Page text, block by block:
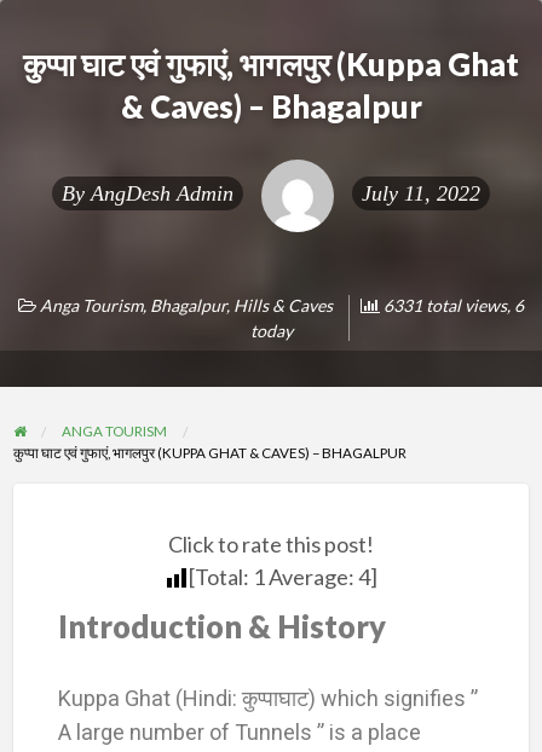
कुप्पा घाट एवं गुफाएं, भागलपुर (Kuppa Ghat
& Caves) – Bhagalpur
By AngDesh Admin July 11, 2022
Anga Tourism, Bhagalpur, Hills & Caves
6331 total views, 6
today
ANGA TOURISM
कुप्पा घाट एवं गुफाएं, भागलपुर (KUPPA GHAT & CAVES) – BHAGALPUR
Click to rate this post!
[Total: 1Average:4]
Introduction & History
Kuppa Ghat (Hindi: कुप्पाघाट) which signifies ”
A large number of Tunnels ” is a place